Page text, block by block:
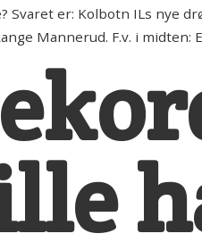
Svaret er: Kolbotn ILs nye
Mannerud. F.v. i midten: